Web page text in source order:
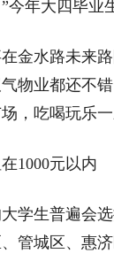
年大四毕业
水路未来路
物业都还不
，吃喝玩乐一
1000元以内
生普遍会选
管城区、惠